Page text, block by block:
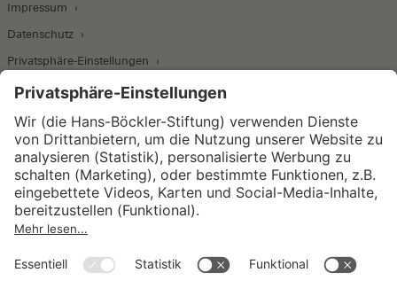
Impressum
Datenschutz
Privatsphäre-Einstellungen
Wirtschafts- und Sozialwissenschaftliches Institut
Institut für Makroökonomie und
Konjunkturforschung